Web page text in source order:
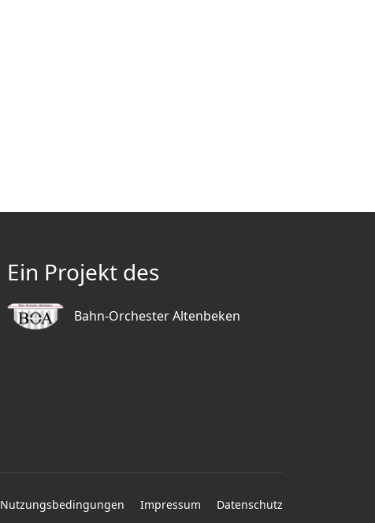
Ein Projekt des
Bahn-Orchester Altenbeken
Nutzungsbedingungen Impressum Datenschutz